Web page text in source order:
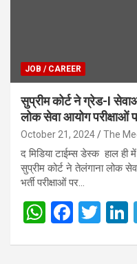
JOB / CAREER
सुप्रीम कोर्ट ने ग्रेड-I
लोक सेवा आयोग परीक्षाओं
October 21, 2024 The
द मिडिया टाईम्स डेस्क हाल ही
सुप्रीम कोर्ट ने तेलंगाना लोक
भर्ती परीक्षाओं पर…
W F
T